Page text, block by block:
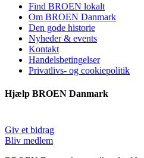
Find BROEN lokalt
Om BROEN Danmark
Den gode historie
Nyheder & events
Kontakt
Handelsbetingelser
Privatlivs- og cookiepolitik
Hjælp BROEN Danmark
Giv et bidrag
Bliv medlem